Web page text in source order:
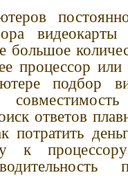
большое
процессор или
подбор
ответов
потратить
к